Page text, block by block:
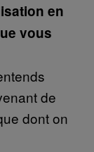
en
vous
de
dont on